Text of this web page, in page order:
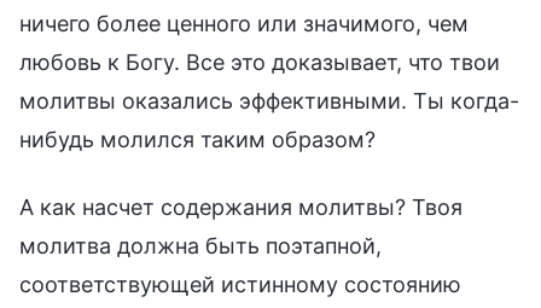
ничего более ценного или значимого, чем
любовь к Богу. Все это доказывает, что твои
молитвы оказались эффективными. Ты когда-
нибудь молился таким образом?
А как насчет содержания молитвы? Твоя
молитва должна быть поэтапной,
соответствующей истинному состоянию